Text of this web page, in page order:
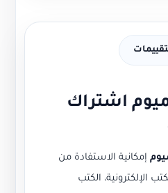
اشتراك
إمكانية الاستفادة من
الكتب